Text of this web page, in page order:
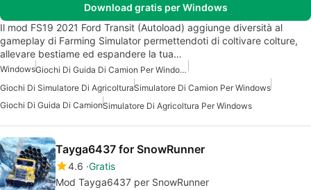
Download gratis per Windows
Il mod FS19 2021 Ford Transit (Autoload) aggiunge diversità al
gameplay di Farming Simulator permettendoti di coltivare colture,
allevare bestiame ed espandere la tua…
Windows
Giochi Di Guida Di Camion Per Windows
Giochi Di Simulatore Di AgricolturaSimulatore Di Camion Per Windows
Giochi Di Guida Di CamionSimulatore Di Agricoltura Per Windows
Tayga6437 for SnowRunner
4.6 Gratis
Mod Tayga6437 per SnowRunner